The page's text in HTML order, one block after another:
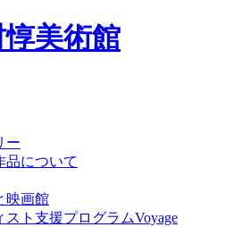
ー
品について
映画館
スト支援プログラムVoyage